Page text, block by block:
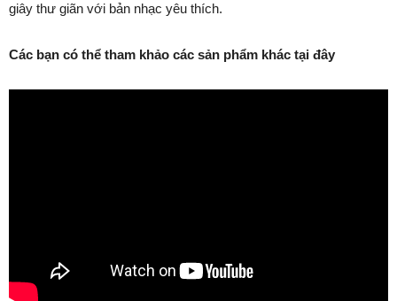
giây thư giãn với bản nhạc yêu thích.
Các bạn có thể tham khảo các sản phẩm khác tại đây